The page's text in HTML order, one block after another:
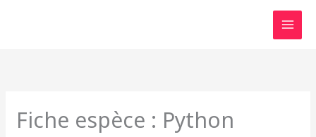
Fiche espèce : Python